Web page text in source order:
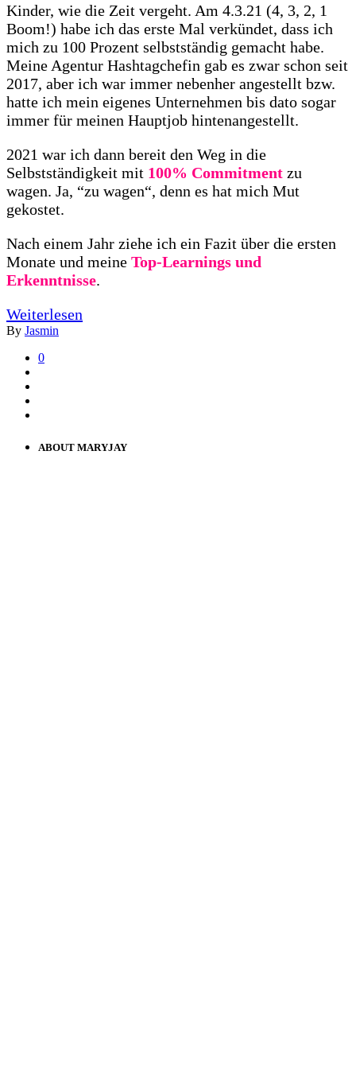
Kinder, wie die Zeit vergeht. Am 4.3.21 (4, 3, 2, 1
Boom!) habe ich das erste Mal verkündet, dass ich
mich zu 100 Prozent selbstständig gemacht habe.
Meine Agentur Hashtagchefin gab es zwar schon seit
2017, aber ich war immer nebenher angestellt bzw.
hatte ich mein eigenes Unternehmen bis dato sogar
immer für meinen Hauptjob hintenangestellt.
2021 war ich dann bereit den Weg in die
Selbstständigkeit mit 100% Commitment zu
wagen. Ja, “zu wagen“, denn es hat mich Mut
gekostet.
Nach einem Jahr ziehe ich ein Fazit über die ersten
Monate und meine Top-Learnings und
Erkenntnisse.
Weiterlesen
By Jasmin
0
ABOUT MARYJAY